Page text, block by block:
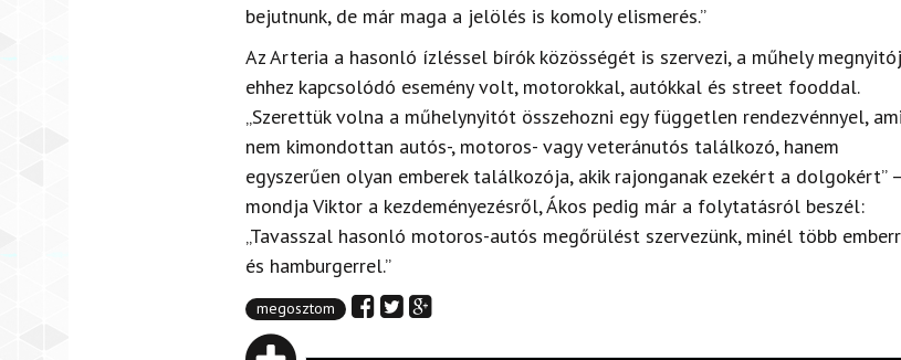
bejutnunk, de már maga a jelölés is komoly elismerés.”
Az Arteria a hasonló ízléssel bírók közösségét is szervezi, a műhely
ehhez kapcsolódó esemény volt, motorokkal, autókkal és street fooddal.
„Szerettük volna a műhelynyitót összehozni egy független rendezvénnyel, ami
nem kimondottan autós-, motoros- vagy veteránutós találkozó, hanem
egyszerűen olyan emberek találkozója, akik rajonganak ezekért a dolgokért” –
mondja Viktor a kezdeményezésről, Ákos pedig már a folytatásról beszél:
„Tavasszal hasonló motoros-autós megőrülést szervezünk, minél több
és hamburgerrel.”
megosztom